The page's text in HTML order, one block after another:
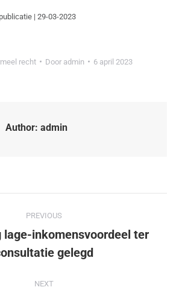
| 29-03-2023
recht Door admin 6 april 2023
Author: admin
PREVIOUS
inkomensvoordeel ter
gelegd
NEXT